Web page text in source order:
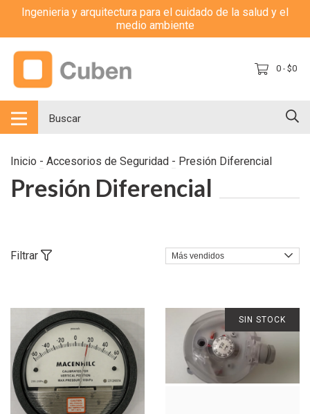
Ingenieria y arquitectura para el cuidado de la salud y el
medio ambiente
0 - $0
Inicio - Accesorios de Seguridad - Presión Diferencial
Presión Diferencial
Filtrar
SIN STOCK